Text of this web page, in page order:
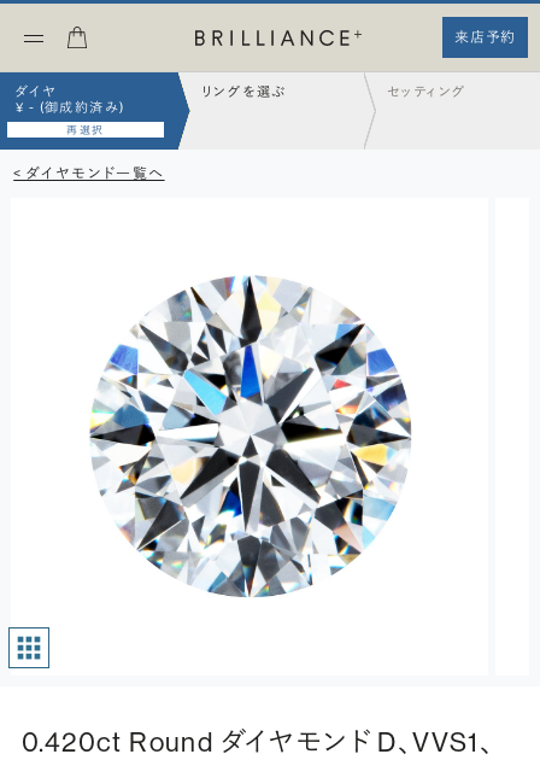
来店予約
ダイヤ
¥ - (御成約済み)
再選択
リングを選ぶ セッティング
< ダイヤモンド一覧へ
0.420ct Round ダイヤモンド D、VVS1、